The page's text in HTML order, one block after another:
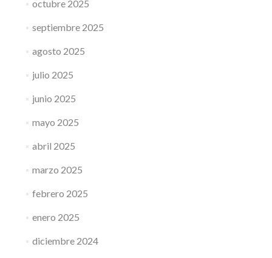
octubre 2025
septiembre 2025
agosto 2025
julio 2025
junio 2025
mayo 2025
abril 2025
marzo 2025
febrero 2025
enero 2025
diciembre 2024